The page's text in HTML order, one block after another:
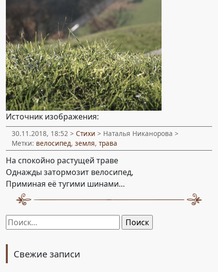
Источник изображения:
30.11.2018, 18:52 > Стихи > Наталья Никанорова >
Метки: велосипед, земля, трава
На спокойно растущей траве
Однажды затормозит велосипед,
Приминая её тугими шинами…
Найти:
Свежие записи